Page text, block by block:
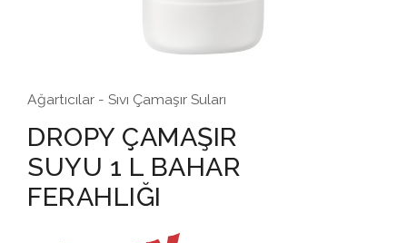
Ağartıcılar - Sıvı Çamaşır Suları
DROPY ÇAMAŞIR
SUYU 1 L BAHAR
FERAHLIĞI